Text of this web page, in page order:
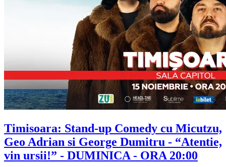
Timisoara: Stand-up Comedy cu Micutzu,
Geo Adrian si George Dumitru - “Atentie,
vin ursii!” - DUMINICA - ORA 20:00